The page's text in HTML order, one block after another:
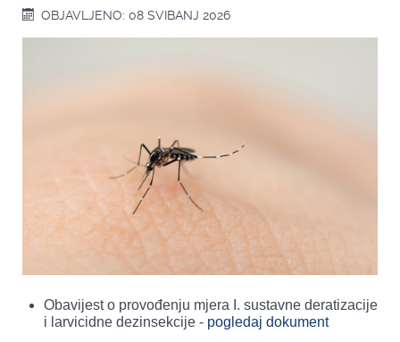
OBJAVLJENO: 08 SVIBANJ 2026
Obavijest o provođenju mjera I. sustavne deratizacije
i larvicidne dezinsekcije - pogledaj dokument